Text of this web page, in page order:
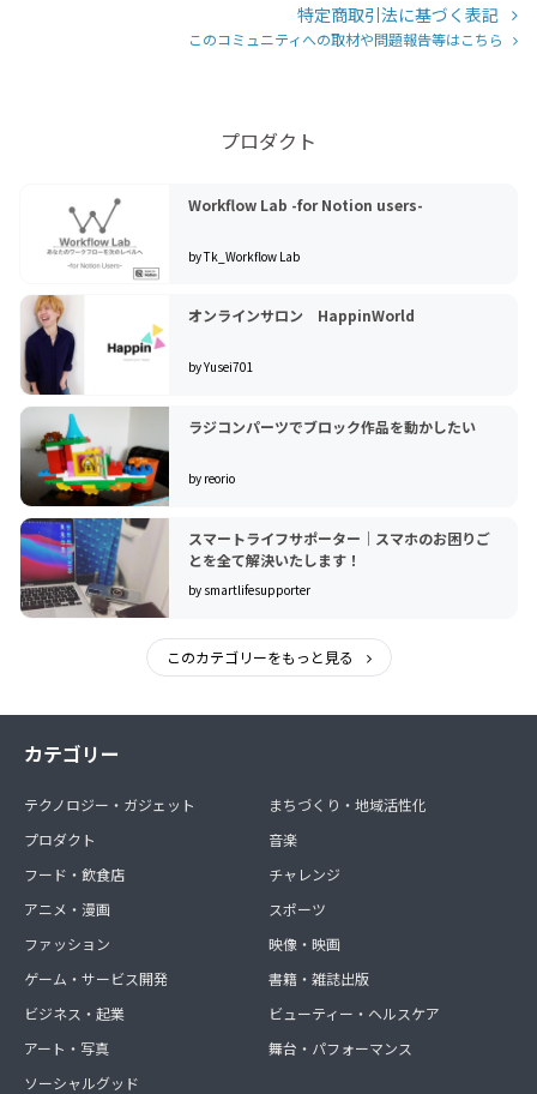
特定商取引法に基づく表記
このコミュニティへの取材や問題報告等はこちら
プロダクト
Workflow Lab -for Notion users-
by Tk_Workflow Lab
オンラインサロン HappinWorld
by Yusei701
ラジコンパーツでブロック作品を動かしたい
by reorio
スマートライフサポーター｜スマホのお困りご
とを全て解決いたします！
by smartlifesupporter
このカテゴリーをもっと見る
カテゴリー
テクノロジー・ガジェット
プロダクト
フード・飲食店
アニメ・漫画
ファッション
ゲーム・サービス開発
ビジネス・起業
アート・写真
ソーシャルグッド
まちづくり・地域活性化
音楽
チャレンジ
スポーツ
映像・映画
書籍・雑誌出版
ビューティー・ヘルスケア
舞台・パフォーマンス